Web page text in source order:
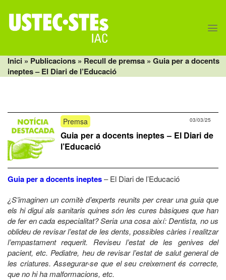
content
Inici » Publicacions » Recull de premsa » Guia per a docents
ineptes – El Diari de l’Educació
Premsa 03/03/25
Guia per a docents ineptes – El Diari de
l’Educació
Guia per a docents ineptes– El Diari de l’Educació
¿S’imaginen un comitè d’experts reunits per crear una guia que
els hi digui als sanitaris quines són les cures bàsiques que han
de fer en cada especialitat? Seria una cosa així: Dentista, no us
oblideu de revisar l’estat de les dents, possibles càries i realitzar
l’empastament requerit. Reviseu l’estat de les genives del
pacient, etc. Pediatre, heu de revisar l’estat de salut general de
les criatures. Assegurar-se que el seu creixement és correcte,
que no hi ha malformacions, etc.